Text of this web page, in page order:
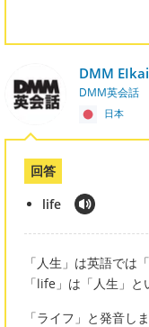
DMM
DMM英会話
日本
回答
life
「人生」は英語では
「life」は「人生」と
「ライフ」と発音しま